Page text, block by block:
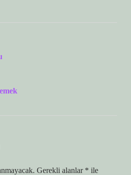
Gerekli alanlar * ile